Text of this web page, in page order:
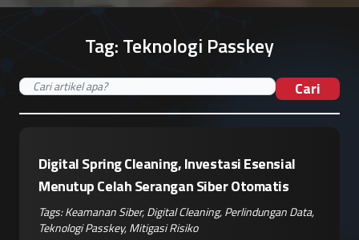
Tag:Teknologi Passkey
Cari
Digital Spring Cleaning, Investasi Esensial
Menutup Celah Serangan Siber Otomatis
Tags:Keamanan Siber,Digital Cleaning,Perlindungan Data,
Teknologi Passkey,Mitigasi Risiko